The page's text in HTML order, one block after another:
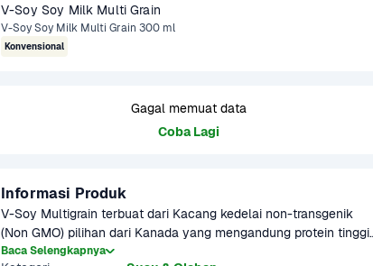
V-Soy Soy Milk Multi Grain
V-Soy Soy Milk Multi Grain 300 ml
Konvensional
Gagal memuat data
Coba Lagi
Informasi Produk
V-Soy Multigrain terbuat dari Kacang kedelai non-transgenik
(Non GMO) pilihan dari Kanada yang mengandung protein tinggi.
Dari perpaduan unik antara kacang kedelai, wijen hitam,
Baca Selengkapnya